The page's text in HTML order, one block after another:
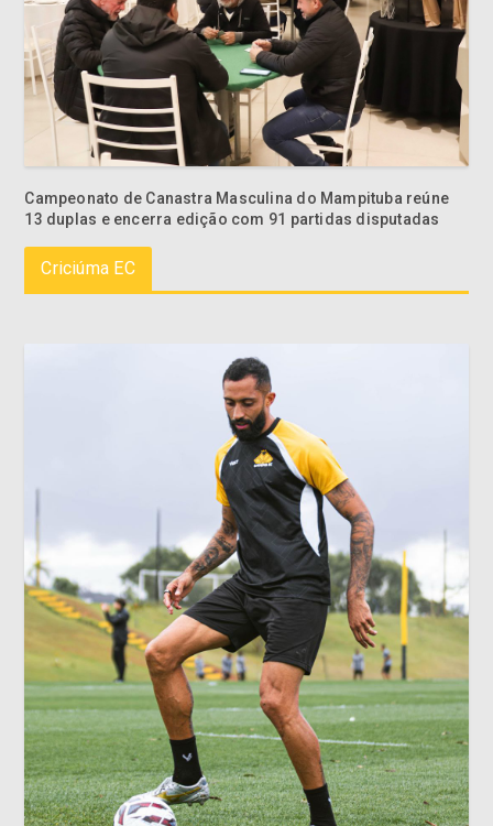
Campeonato de Canastra Masculina do Mampituba reúne
13 duplas e encerra edição com 91 partidas disputadas
Criciúma EC